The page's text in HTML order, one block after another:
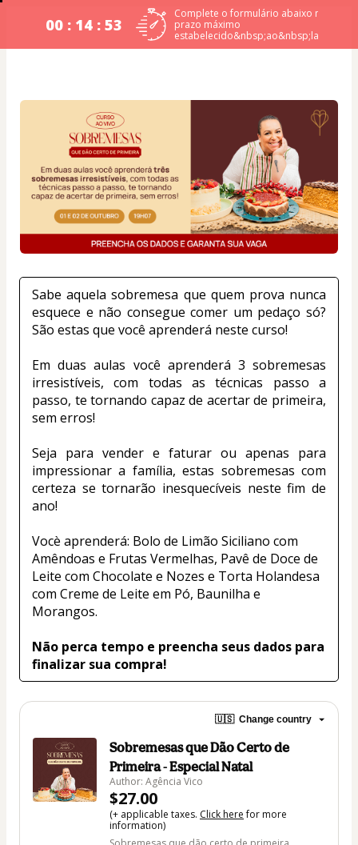
00 : 14 : 53
Complete o formulário abaixo no
prazo máximo
estabelecido&nbsp;ao&nbsp;lado.
Sabe aquela sobremesa que quem prova nunca
esquece e não consegue comer um pedaço só?
São estas que você aprenderá neste curso!
Em duas aulas você aprenderá 3 sobremesas
irresistíveis, com todas as técnicas passo a
passo, te tornando capaz de acertar de primeira,
sem erros!
Seja para vender e faturar ou apenas para
impressionar a família, estas sobremesas com
certeza se tornarão inesquecíveis neste fim de
ano!
Vocè aprenderá: Bolo de Limão Siciliano com
Amêndoas e Frutas Vermelhas, Pavê de Doce de
Leite com Chocolate e Nozes e Torta Holandesa
com Creme de Leite em Pó, Baunilha e
Morangos.
Não perca tempo e preencha seus dados para
finalizar sua compra!
🇺🇸 Change country
Sobremesas que Dão Certo de
Primeira - Especial Natal
Author: Agência Vico
$27.00
(+ applicable taxes. Click herefor more
information)